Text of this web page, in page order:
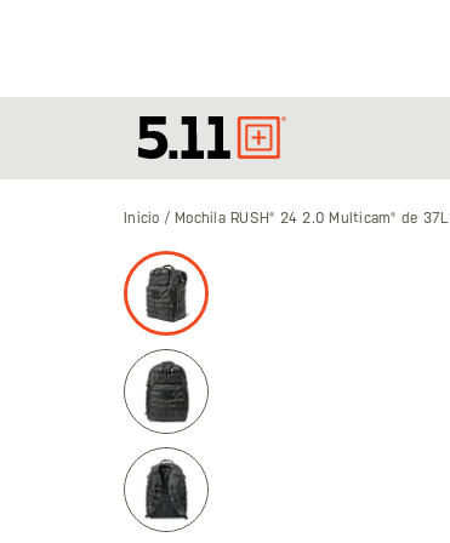
Tactical
Gear
Inicio Mochila RUSH® 24 2.0 Multicam® de 37L
Saltar
al
final
la
galería
de
imágenes